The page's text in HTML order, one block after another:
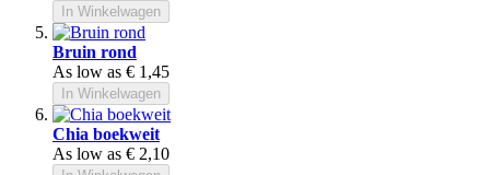
In Winkelwagen
Bruin rond
As low as € 1,45
In Winkelwagen
Chia boekweit
As low as € 2,10